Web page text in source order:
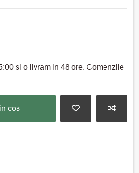
si o livram in 48 ore. Comenzile
cos